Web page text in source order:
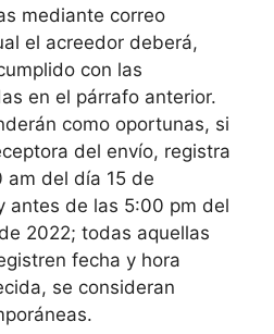
mediante correo
el acreedor deberá,
con las
en el párrafo anterior.
como oportunas, si
del envío, registra
del día 15 de
antes de las 5:00 pm del
2022; todas aquellas
fecha y hora
se consideran